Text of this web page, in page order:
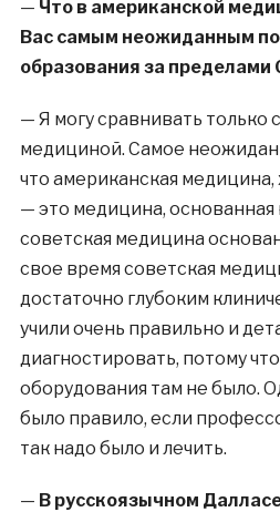
— Что в американской
Вас самым неожиданным
образования за
— Я могу сравнивать только
медициной. Самое
что американская
— это медицина, основанная
советская медицина
свое время советская
достаточно глубоким
учили очень правильно и
диагностировать, потому
оборудования там не было.
было правило, если
так надо было и лечить.
— В русскоязычном